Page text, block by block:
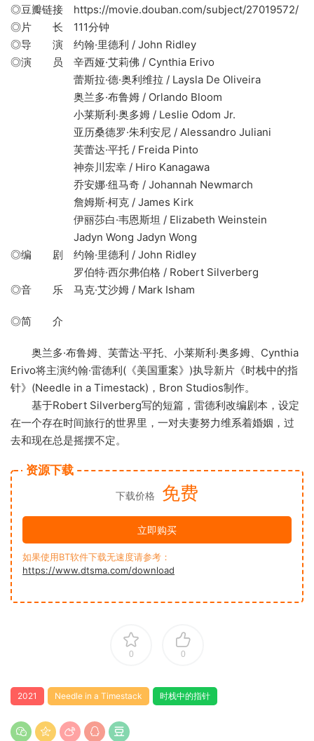
◎豆瓣链接 https://movie.douban.com/subject/27019572/
◎片 长 111分钟
◎导 演 约翰·里德利 / John Ridley
◎演 员 辛西娅·艾莉佛 / Cynthia Erivo
蕾斯拉·德·奥利维拉 / Laysla De Oliveira
奥兰多·布鲁姆 / Orlando Bloom
小莱斯利·奥多姆 / Leslie Odom Jr.
亚历桑德罗·朱利安尼 / Alessandro Juliani
芙蕾达·平托 / Freida Pinto
神奈川宏幸 / Hiro Kanagawa
乔安娜·纽马奇 / Johannah Newmarch
詹姆斯·柯克 / James Kirk
伊丽莎白·韦恩斯坦 / Elizabeth Weinstein
Jadyn Wong Jadyn Wong
◎编 剧 约翰·里德利 / John Ridley
罗伯特·西尔弗伯格 / Robert Silverberg
◎音 乐 马克·艾沙姆 / Mark Isham
◎简 介
奥兰多·布鲁姆、芙蕾达·平托、小莱斯利·奥多姆、Cynthia
Erivo将主演约翰·雷德利(《美国重案》)执导新片《时栈中的指
针》(Needle in a Timestack)，Bron Studios制作。
基于Robert Silverberg写的短篇，雷德利改编剧本，设定
在一个存在时间旅行的世界里，一对夫妻努力维系着婚姻，过
去和现在总是摇摆不定。
资源下载
下载价格 免费
立即购买
如果使用BT软件下载无速度请参考：
https://www.dtsma.com/download
0 0
2021 Needle in a Timestack 时栈中的指针